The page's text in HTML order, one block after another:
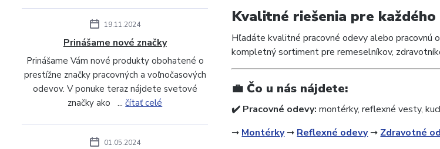
19.11.2024
Prinášame nové značky
Prinášame Vám nové produkty obohatené o
prestížne značky pracovných a voľnočasových
odevov. V ponuke teraz nájdete svetové
značky ako ...čítať celé
01.05.2024
Kvalitné riešenia pre každého
Hľadáte kvalitné pracovné odevy alebo pracovnú
kompletný sortiment pre remeselníkov,
💼 Čo u nás nájdete:
✔️ Pracovné odevy: montérky, reflexné vesty,
️➞ Montérky️➞ Reflexné odevy️➞ Zdravotné